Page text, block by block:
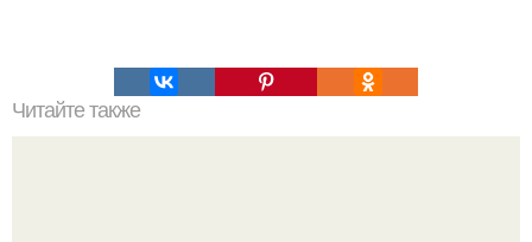
Читайте также